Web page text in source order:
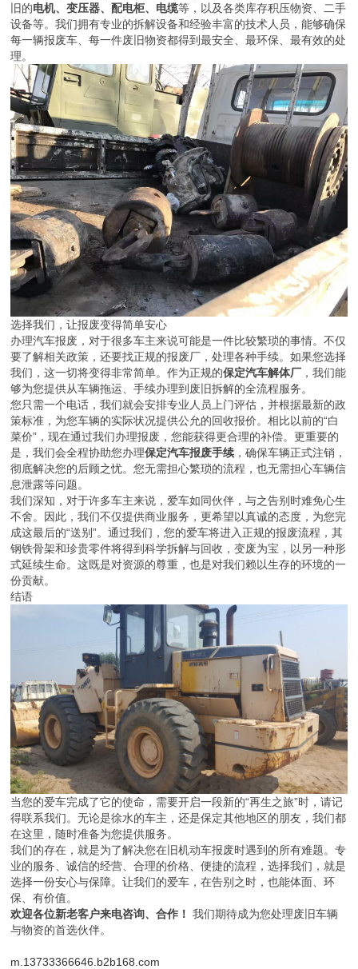
旧的电机、变压器、配电柜、电缆等，以及各类库存积压物资、二手
设备等。我们拥有专业的拆解设备和经验丰富的技术人员，能够确保
每一辆报废车、每一件废旧物资都得到最安全、最环保、最有效的处
理。
选择我们，让报废变得简单安心
办理汽车报废，对于很多车主来说可能是一件比较繁琐的事情。不仅
要了解相关政策，还要找正规的报废厂，处理各种手续。如果您选择
我们，这一切将变得非常简单。作为正规的保定汽车解体厂 ，我们能
够为您提供从车辆拖运、手续办理到废旧拆解的全流程服务。
您只需一个电话，我们就会安排专业人员上门评估，并根据最新的政
策标准，为您车辆的实际状况提供公允的回收报价。相比以前的“白
菜价”，现在通过我们办理报废，您能获得更合理的补偿。更重要的
是，我们会全程协助您办理保定汽车报废手续，确保车辆正式注销，
彻底解决您的后顾之忧。您无需担心繁琐的流程，也无需担心车辆信
息泄露等问题。
我们深知，对于许多车主来说，爱车如同伙伴，与之告别时难免心生
不舍。因此，我们不仅提供商业服务，更希望以真诚的态度，为您完
成这最后的“送别”。通过我们，您的爱车将进入正规的报废流程，其
钢铁骨架和珍贵零件将得到科学拆解与回收，变废为宝，以另一种形
式延续生命。这既是对资源的尊重，也是对我们赖以生存的环境的一
份贡献。
结语
当您的爱车完成了它的使命，需要开启一段新的“再生之旅”时，请记
得联系我们。无论是徐水的车主，还是保定其他地区的朋友，我们都
在这里，随时准备为您提供服务。
我们的存在，就是为了解决您在旧机动车报废时遇到的所有难题。专
业的服务、诚信的经营、合理的价格、便捷的流程，选择我们，就是
选择一份安心与保障。让我们的爱车，在告别之时，也能体面、环
保、有价值。
欢迎各位新老客户来电咨询、合作！ 我们期待成为您处理废旧车辆
与物资的首选伙伴。
m.13733366646.b2b168.com